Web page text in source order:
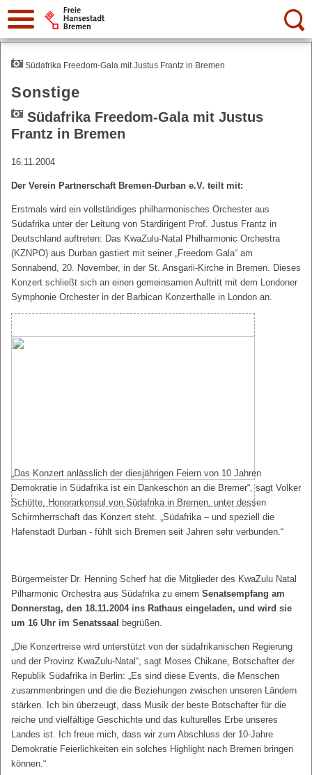
Suche:
Südafrika Freedom-Gala mit Justus Frantz in Bremen
Sonstige
Südafrika Freedom-Gala mit Justus
Frantz in Bremen
16.11.2004
Der Verein Partnerschaft Bremen-Durban e.V. teilt mit:
Erstmals wird ein vollständiges philharmonisches Orchester aus
Südafrika unter der Leitung von Stardirigent Prof. Justus Frantz in
Deutschland auftreten: Das KwaZulu-Natal Philharmonic Orchestra
(KZNPO) aus Durban gastiert mit seiner „Freedom Gala“ am
Sonnabend, 20. November, in der St. Ansgarii-Kirche in Bremen. Dieses
Konzert schließt sich an einen gemeinsamen Auftritt mit dem Londoner
Symphonie Orchester in der Barbican Konzerthalle in London an.
„Das Konzert anlässlich der diesjährigen Feiern von 10 Jahren
Demokratie in Südafrika ist ein Dankeschön an die Bremer“, sagt Volker
Schütte, Honorarkonsul von Südafrika in Bremen, unter dessen
Schirmherrschaft das Konzert steht. „Südafrika – und speziell die
Hafenstadt Durban - fühlt sich Bremen seit Jahren sehr verbunden.“
Bürgermeister Dr. Henning Scherf hat die Mitglieder des KwaZulu Natal
Pilharmonic Orchestra aus Südafrika zu einem Senatsempfang am
Donnerstag, den 18.11.2004 ins Rathaus eingeladen, und wird sie
um 16 Uhr im Senatssaal begrüßen.
„Die Konzertreise wird unterstützt von der südafrikanischen Regierung
und der Provinz KwaZulu-Natal“, sagt Moses Chikane, Botschafter der
Republik Südafrika in Berlin: „Es sind diese Events, die Menschen
zusammenbringen und die die Beziehungen zwischen unseren Ländern
stärken. Ich bin überzeugt, dass Musik der beste Botschafter für die
reiche und vielfältige Geschichte und das kulturelles Erbe unseres
Landes ist. Ich freue mich, dass wir zum Abschluss der 10-Jahre
Demokratie Feierlichkeiten ein solches Highlight nach Bremen bringen
können.“